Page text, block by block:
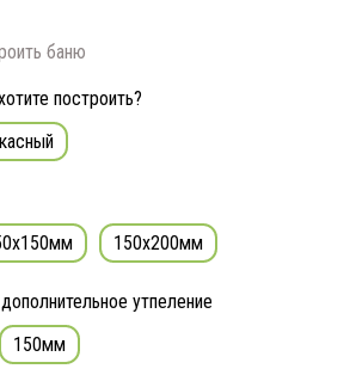
баню
построить?
150x200мм
утпеление
150мм